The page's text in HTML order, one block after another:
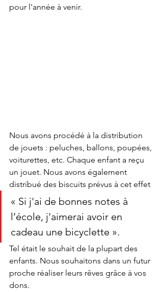
pour l'année à venir.
Nous avons procédé à la distribution
de jouets : peluches, ballons, poupées,
voiturettes, etc. Chaque enfant a reçu
un jouet. Nous avons également
distribué des biscuits prévus à cet effet
« Si j'ai de bonnes notes à
l’école, j'aimerai avoir en
cadeau une bicyclette ».
Tel était le souhait de la plupart des
enfants. Nous souhaitons dans un futur
proche réaliser leurs rêves grâce à vos
dons.